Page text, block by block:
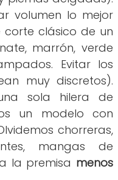
volumen lo mejor
clásico de un
marrón, verde
Evitar los
muy discretos).
sola hilera de
un modelo con
chorreras,
mangas de
la premisa menos